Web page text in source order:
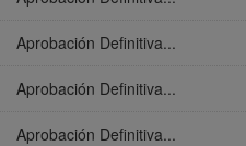
Aprobación Definitiva...
Aprobación Definitiva...
Aprobación Definitiva...